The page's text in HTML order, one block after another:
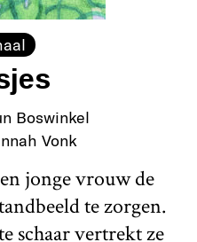
Boswinkel
Vonk
jonge vrouw de
te zorgen.
schaar vertrekt ze